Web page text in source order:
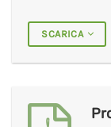
SCARICA